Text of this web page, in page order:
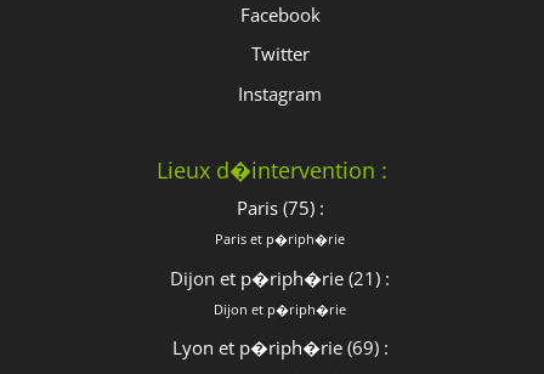
Facebook
Twitter
Instagram
Lieux d�intervention :
Paris (75) :
Paris et p�riph�rie
Dijon et p�riph�rie (21) :
Dijon et p�riph�rie
Lyon et p�riph�rie (69) :